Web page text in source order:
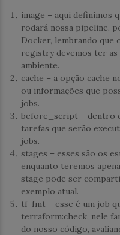
image – aqui definimos
rodará nossa pipeline,
Docker, lembrando que
registry devemos ter as
ambiente.
cache – a opção cache
ou informações que
jobs.
before_script – dentro
tarefas que serão
jobs.
stages – esses são os
enquanto teremos
stage pode ser
exemplo atual.
tf-fmt – esse é um job
terraform:check, nele
do nosso código,